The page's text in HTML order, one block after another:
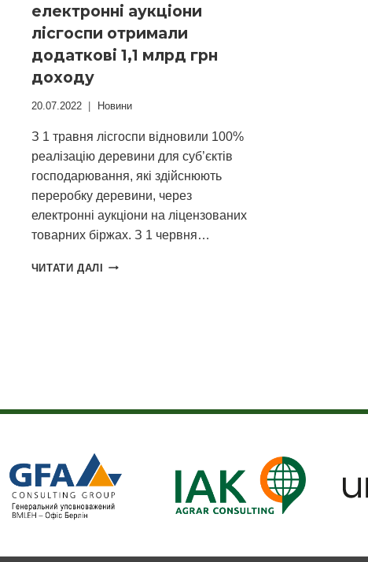
електронні аукціони
лісгоспи отримали
додаткові 1,1 млрд грн
доходу
20.07.2022 Новини
З 1 травня лісгоспи відновили 100%
реалізацію деревини для суб’єктів
господарювання, які здійснюють
переробку деревини, через
електронні аукціони на ліцензованих
товарних біржах. З 1 червня…
ЧИТАТИ ДАЛІ ЗАВДЯКИ